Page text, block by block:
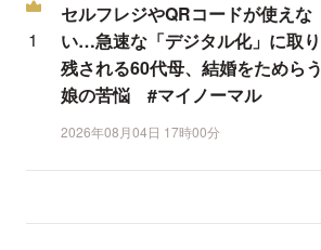
セルフレジやQRコードが使えな
い…急速な「デジタル化」に取り
残される60代母、結婚をためらう
娘の苦悩 #マイノーマル
2026年08月04日 17時00分